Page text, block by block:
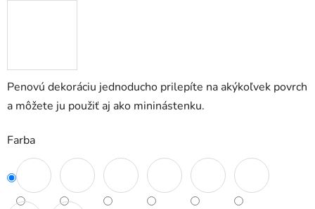
Penovú dekoráciu jednoducho prilepíte na akýkoľvek povrch
a môžete ju použiť aj ako mininástenku.
Farba